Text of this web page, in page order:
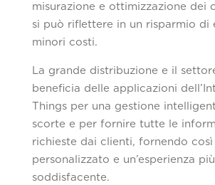
misurazione e ottimizzazione dei
si può riflettere in un risparmio di
minori costi.
La grande distribuzione e il
beneficia delle applicazioni
Things per una gestione
scorte e per fornire tutte le
richieste dai clienti, fornendo così
personalizzato e un’esperienza più
soddisfacente.